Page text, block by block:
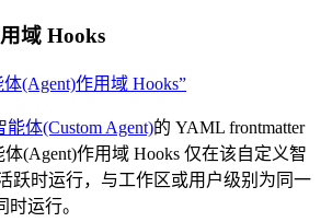
域 Hooks
体(Agent)作用域 Hooks”
能体(Custom Agent)的 YAML frontmatter
(Agent)作用域 Hooks 仅在该自定义智
跃时运行，与工作区或用户级别为同一
时运行。